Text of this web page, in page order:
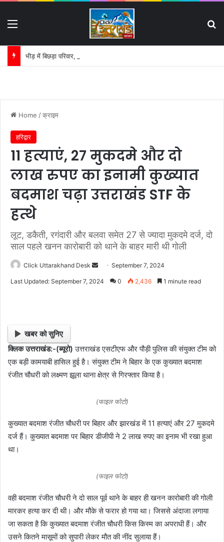
भीड़ में बिछड़ा परिवार, पुलिस बनी उम्मीद की डोर:
Home /क्राइम
हरिद्वार
11 हत्याएं, 27 मुकदमे और दो
लाख रुपए का इनामी कुख्यात
बदमाश चढ़ा उत्तराखंड STF के
हत्थे
लूट, डकैती, रगंदारी और बलवा समेत 27 से ज्यादा मुकदमे दर्ज, दो
साल पहले खनन कारोबारी को थाने के बाहर मारी थी गोली
Click Uttarakhand Desk
e
m
a
i
September 7, 2024
Last Updated: September 7, 2024 0 2,436 1 minute read
खबर को सुनिए
क्लिक उत्तराखंड:-(ब्यूरो) उत्तराखंड एसटीएफ और पौड़ी पुलिस की संयुक्त टीम को
एक बड़ी कामयाबी हासिल हुई है। संयुक्त टीम ने बिहार के एक कुख्यात बदमाश
रंजीत चौधरी को लक्ष्मण झूला थाना क्षेत्र से गिरफ्तार किया है।
(फाइल फोटो)
कुख्यात बदमाश रंजीत चौधरी पर बिहार और झारखंड में 11 हत्याएं और 27 मुकदमे
दर्ज हैं। कुख्यात बदमाश पर बिहार डीजीपी ने 2 लाख रुपए का इनाम भी रखा हुआ
था।
(फाइल फोटो)
वही बदमाश रंजीत चौधरी ने दो साल पूर्व थाने के बाहर ही खनन कारोबारी की गोली
मारकर हत्या कर दी थी। और मौके से फरार हो गया था। जिससे अंदाजा लगाया
जा सकता है कि कुख्यात बदमाश रंजीत चौधरी किस किस्म का अपराधी हैं। और
उसने कितने मासूमों को सुपारी लेकर मौत की नींद सुलाया हैं।